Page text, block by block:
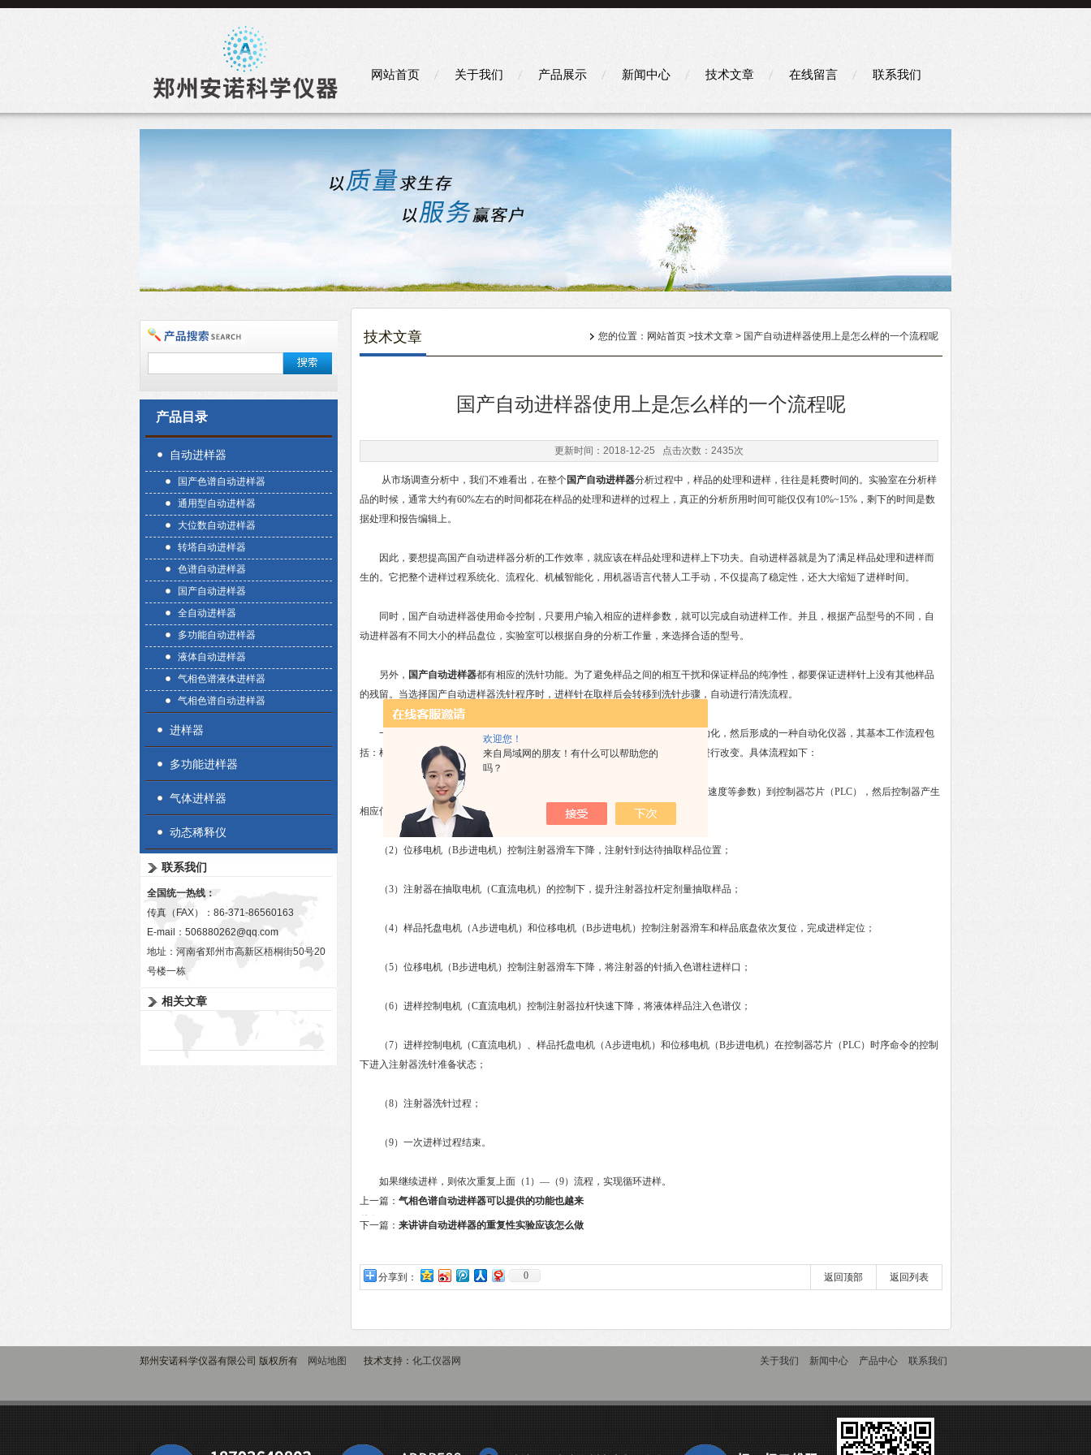
欢迎您！
来自局域网的朋友！有什么可以帮助您的
吗？
网站首页 关于我们 产品展示 新闻中心 技术文章 在线留言 联系我们
产品目录
自动进样器
国产色谱自动进样器
通用型自动进样器
大位数自动进样器
转塔自动进样器
色谱自动进样器
国产自动进样器
全自动进样器
多功能自动进样器
液体自动进样器
气相色谱液体进样器
气相色谱自动进样器
进样器
多功能进样器
气体进样器
动态稀释仪
联系我们
全国统一热线：
传真（FAX）：86-371-86560163
E-mail： 506880262@qq.com
地址：河南省郑州市高新区梧桐街50号20
号楼一栋
相关文章
技术文章 您的位置： 网站首页 >技术文章 > 国产自动进样器使用上是怎么样的一个流程呢
国产自动进样器使用上是怎么样的一个流程呢
更新时间：2018-12-25 点击次数：2435次
从市场调查分析中，我们不难看出，在整个国 产自动进样器分析过程中，样品的处理和进样，往往是耗费时间的。实验室在分析样
品的时候，通常大约有60%左右的时间都花在样品的处理和进样的过程上，真正的分析所用时间可能仅仅有10%~15%，剩下的时间是数
据处理和报告编辑上。
因此，要想提高国产自动进样器分析的工作效率，就应该在样品处理和进样上下功夫。自动进样器就是为了满足样品处理和进样而
生的。它把整个进样过程系统化、流程化、机械智能化，用机器语言代替人工手动，不仅提高了稳定性，还大大缩短了进样时间。
同时，国产自动进样器使用命令控制，只要用户输入相应的进样参数，就可以完成自动进样工作。并且，根据产品型号的不同，自
动进样器有不同大小的样品盘位，实验室可以根据自身的分析工作量，来选择合适的型号。
另外， 国产自动进样器都有相应的洗针功能。为了避免样品之间的相互干扰和保证样品的纯净性，都要保证进样针上没有其他样品
的残留。当选择国产自动进样器洗针程序时，进样针在取样后会转移到洗针步骤，自动进行清洗流程。
一般来说， 国产自动进样器就是把人工手动进样的操作程序化、机械化、自动化，然后形成的一种自动化仪器，其基本工作流程包
括：样品抽取—进样—洗针—再抽取—再进样，其操作顺序可以通过仪器设置来进行改变。具体流程如下：
（1）PC机发送指令和参数（设置样品的数量、样品瓶号位置、样品量、进样速度等参数）到控制器芯片（PLC），然后控制器产生
相应信号控制样品托盘电机（A步进电机）转动完成样品瓶号定位；
（2）位移电机（B步进电机）控制注射器滑车下降，注射针到达待抽取样品位置；
（3）注射器在抽取电机（C直流电机）的控制下，提升注射器拉杆定剂量抽取样品；
（4）样品托盘电机（A步进电机）和位移电机（B步进电机）控制注射器滑车和样品底盘依次复位，完成进样定位；
（5）位移电机（B步进电机）控制注射器滑车下降，将注射器的针插入色谱柱进样口；
（6）进样控制电机（C直流电机）控制注射器拉杆快速下降，将液体样品注入色谱仪；
（7）进样控制电机（C直流电机）、样品托盘电机（A步进电机）和位移电机（B步进电机）在控制器芯片（PLC）时序命令的控制
下进入注射器洗针准备状态；
（8）注射器洗针过程；
（9）一次进样过程结束。
如果继续进样，则依次重复上面（1）—（9）流程，实现循环进样。
上一篇： 气相色谱自动进样器可以提供的功能也越来
越多了
下一篇： 来讲讲自动进样器的重复性实验应该怎么做
分享到： 0 返回列表
返回顶部
郑州安诺科学仪器有限公司 版权所有 网站地图 技术支持： 化工仪器网 关于我们 新闻中心 产品中心 联系我们